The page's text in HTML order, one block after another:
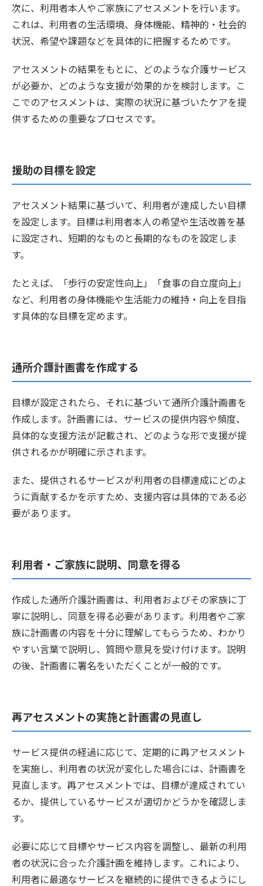
次に、利用者本人やご家族にアセスメントを行います。
これは、利用者の生活環境、身体機能、精神的・社会的
状況、希望や課題などを具体的に把握するためです。
アセスメントの結果をもとに、どのような介護サービス
が必要か、どのような支援が効果的かを検討します。こ
こでのアセスメントは、実際の状況に基づいたケアを提
供するための重要なプロセスです。
援助の目標を設定
アセスメント結果に基づいて、利用者が達成したい目標
を設定します。目標は利用者本人の希望や生活改善を基
に設定され、短期的なものと長期的なものを設定しま
す。
たとえば、「歩行の安定性向上」「食事の自立度向上」
など、利用者の身体機能や生活能力の維持・向上を目指
す具体的な目標を定めます。
通所介護計画書を作成する
目標が設定されたら、それに基づいて通所介護計画書を
作成します。計画書には、サービスの提供内容や頻度、
具体的な支援方法が記載され、どのような形で支援が提
供されるかが明確に示されます。
また、提供されるサービスが利用者の目標達成にどのよ
うに貢献するかを示すため、支援内容は具体的である必
要があります。
利用者・ご家族に説明、同意を得る
作成した通所介護計画書は、利用者およびその家族に丁
寧に説明し、同意を得る必要があります。利用者やご家
族に計画書の内容を十分に理解してもらうため、わかり
やすい言葉で説明し、質問や意見を受け付けます。説明
の後、計画書に署名をいただくことが一般的です。
再アセスメントの実施と計画書の見直し
サービス提供の経過に応じて、定期的に再アセスメント
を実施し、利用者の状況が変化した場合には、計画書を
見直します。再アセスメントでは、目標が達成されてい
るか、提供しているサービスが適切かどうかを確認しま
す。
必要に応じて目標やサービス内容を調整し、最新の利用
者の状況に合った介護計画を維持します。これにより、
利用者に最適なサービスを継続的に提供できるようにし